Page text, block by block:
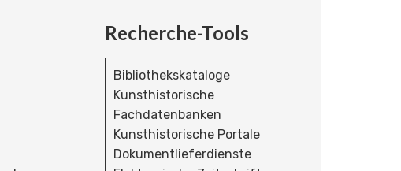
Recherche-Tools
Bibliothekskataloge
Kunsthistorische
Fachdatenbanken
Kunsthistorische Portale
Dokumentlieferdienste